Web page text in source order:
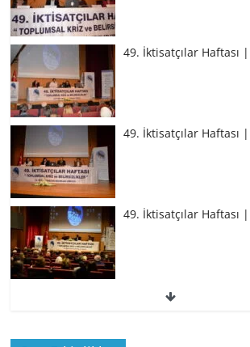
49. İktisatçılar Haftası
49. İktisatçılar Haftası
49. İktisatçılar Haftası
49. İktisatçılar Haftası |